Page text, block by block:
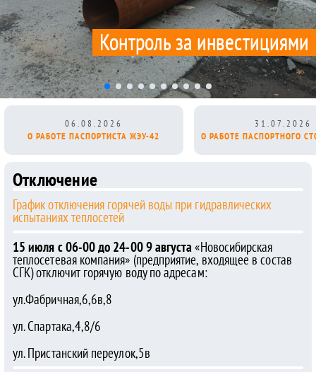
Контроль за инвестициями
06.08.2026
О РАБОТЕ ПАСПОРТИСТА ЖЭУ-42
31.07.2026
О РАБОТЕ ПАСПОРТНОГО
Отключение
График отключения горячей воды при гидравлических
испытаниях теплосетей
15 июля с 06-00 до 24-00 9 августа«Новосибирская
теплосетевая компания» (предприятие, входящее в состав
СГК) отключит горячую воду по адресам:
ул.Фабричная,6,6в,8
ул. Спартака,4,8/6
ул. Пристанский переулок,5в